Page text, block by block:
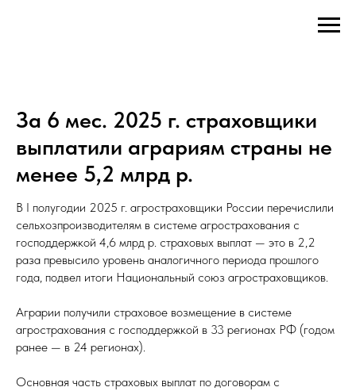
За 6 мес. 2025 г. страховщики
выплатили аграриям страны не
менее 5,2 млрд р.
В I полугодии 2025 г. агростраховщики России перечислили
сельхозпроизводителям в системе агрострахования с
господдержкой 4,6 млрд р. страховых выплат — это в 2,2
раза превысило уровень аналогичного периода прошлого
года, подвел итоги Национальный союз агростраховщиков.
Аграрии получили страховое возмещение в системе
агрострахования с господдержкой в 33 регионах РФ (годом
ранее — в 24 регионах).
Основная часть страховых выплат по договорам с